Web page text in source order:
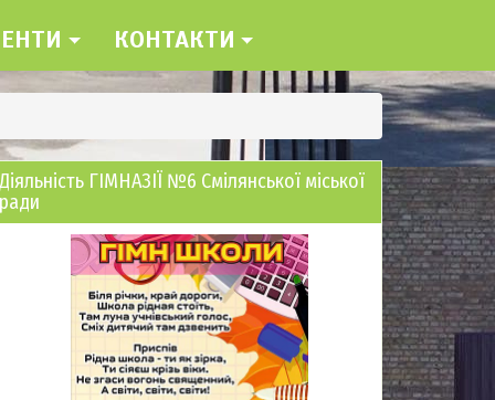
КОНТАКТИ
Діяльність ГІМНАЗІЇ №6 Смілянської міської
ради